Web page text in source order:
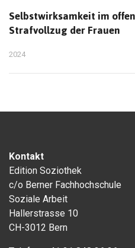
Selbstwirksamkeit im
Strafvollzug der Frauen
2024
Kontakt
Edition Soziothek
c/o Berner Fachhochschule
Soziale Arbeit
Hallerstrasse 10
CH-3012 Bern